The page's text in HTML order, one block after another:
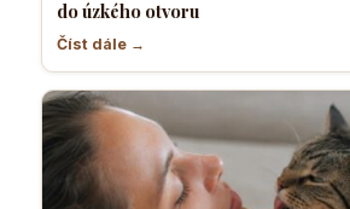
do úzkého otvoru
Číst dále →